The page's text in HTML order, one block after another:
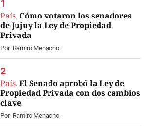
País. Cómo votaron los senadores
de Jujuy la Ley de Propiedad
Privada
Por Ramiro Menacho
País. El Senado aprobó la Ley de
Propiedad Privada con dos cambios
clave
Por Ramiro Menacho